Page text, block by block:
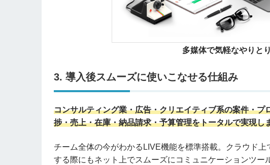
多媒体で気軽なやりと
3. 導入後スムーズに使いこなせる仕組み
コンサルティング業・広告・クリエイティブ系の案件・プ
捗・売上・在庫・納品請求・予算管理をトータルで実現し
チーム全体の今がわかるLIVE機能を標準搭載。クラウド
する際にもネット上でスムーズにコミュニケーションツー